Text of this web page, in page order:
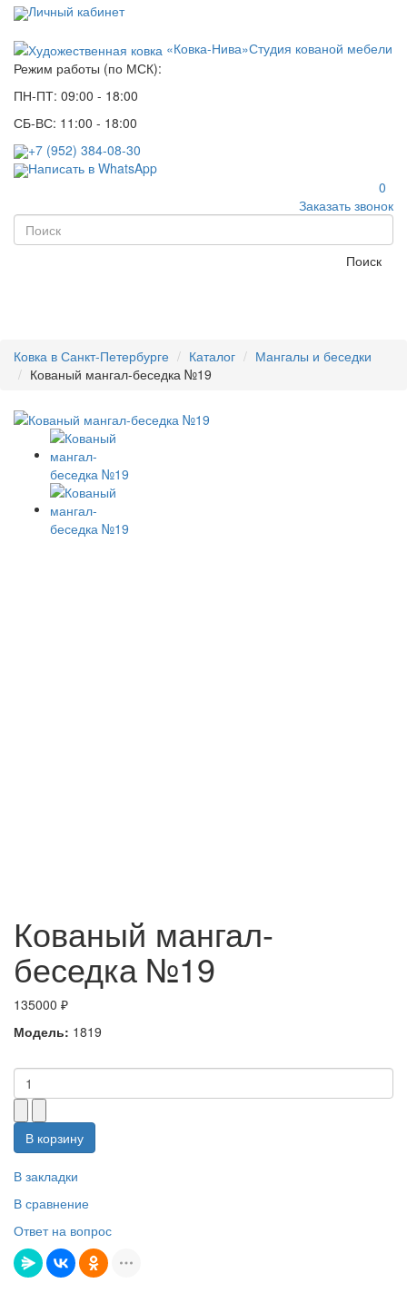
Личный кабинет
«Ковка-Нива»Студия кованой мебели
Режим работы (по МСК):
ПН-ПТ: 09:00 - 18:00
СБ-ВС: 11:00 - 18:00
+7 (952) 384-08-30
Написать в WhatsApp
0
Заказать звонок
Поиск
Ковка в Санкт-Петербурге Каталог
Мангалы и беседки
Кованый мангал-беседка №19
Кованый мангал-
беседка №19
135000 ₽
Модель: 1819
В корзину
В закладки
В сравнение
Ответ на вопрос